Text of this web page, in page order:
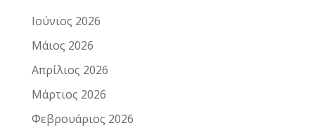
Ιούνιος 2026
Μάιος 2026
Απρίλιος 2026
Μάρτιος 2026
Φεβρουάριος 2026